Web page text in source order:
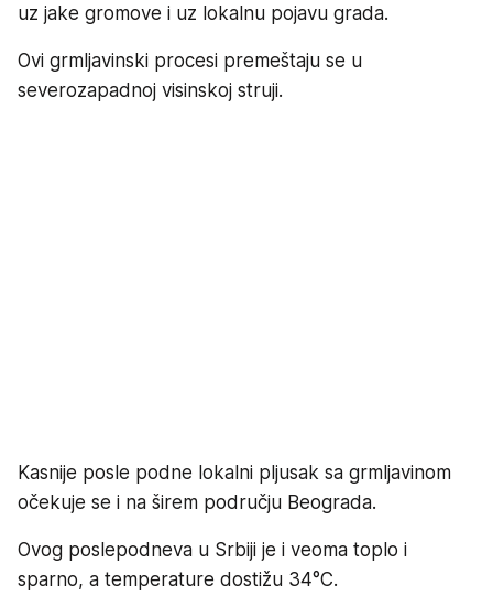
uz jake gromove i uz lokalnu pojavu grada.
Ovi grmljavinski procesi premeštaju se u
severozapadnoj visinskoj struji.
Kasnije posle podne lokalni pljusak sa grmljavinom
očekuje se i na širem području Beograda.
Ovog poslepodneva u Srbiji je i veoma toplo i
sparno, a temperature dostižu 34°C.